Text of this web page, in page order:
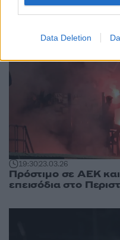
Data Deletion
19:3023.03.26
Πρόστιμο σε ΑΕΚ
επεισόδια στο